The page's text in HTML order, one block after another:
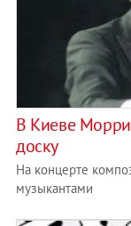
В Киеве
доску
На концерте
музыкантами